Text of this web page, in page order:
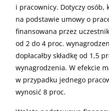
i pracownicy. Dotyczy
na podstawie umowy o
finansowana przez
od 2 do 4 proc.
dopłacałby składkę od 1,5
wynagrodzenia. W efekcie
w przypadku jednego
wynosić 8 proc.